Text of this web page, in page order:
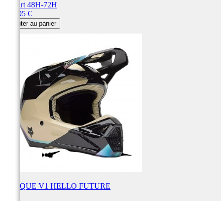
Départ 48H-72H
249,95 €
Ajouter au panier
CASQUE V1 HELLO FUTURE